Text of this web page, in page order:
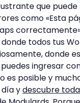
que puede
como «Esta
todos tus
donde
ingresar
es posible y
ydescubre